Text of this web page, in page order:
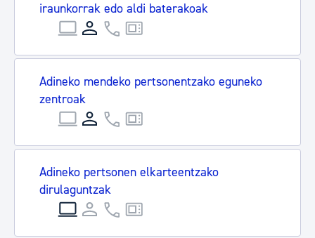
iraunkorrak edo aldi baterakoak
Adineko mendeko pertsonentzako eguneko
zentroak
Adineko pertsonen elkarteentzako
dirulaguntzak